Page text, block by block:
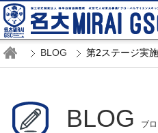
BLOG 第2ステージ実
BLOG ブ